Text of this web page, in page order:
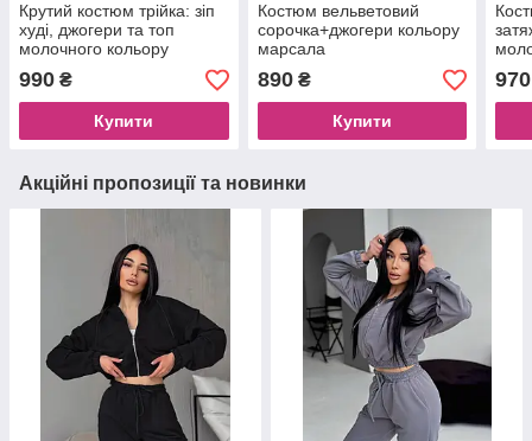
Крутий костюм трійка: зіп
худі, джогери та топ
молочного кольору
990 ₴
Купити
Костюм вельветовий
сорочка+джогери кольору
марсала
890₴
Купити
970
Акційні пропозиції та новинки